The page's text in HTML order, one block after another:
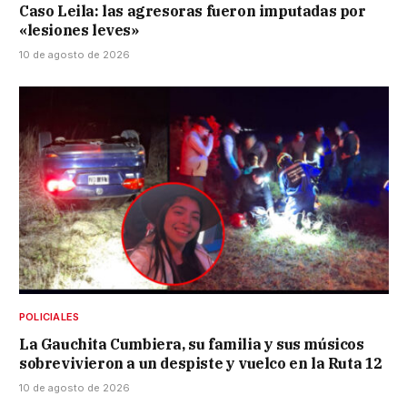
Caso Leila: las agresoras fueron imputadas por
«lesiones leves»
10 de agosto de 2026
POLICIALES
La Gauchita Cumbiera, su familia y sus músicos
sobrevivieron a un despiste y vuelco en la Ruta 12
10 de agosto de 2026